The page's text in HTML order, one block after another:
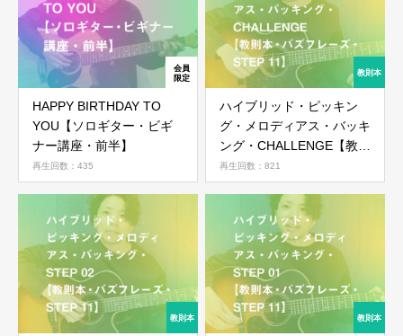
HAPPY BIRTHDAY TO
YOU【ソロギター・ビギ
ナー講座・前半】
再生回数：435
ハイブリッド・ピッキン
グ・メロディアス・バッキ
ング・CHALLENGE【教則
本・バズフレーズ・STEP
11】
再生回数：821
パスワードを忘れた場合
会員ではない方は会員登録してください
新規会員登録